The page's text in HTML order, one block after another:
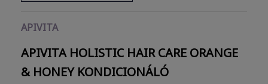
APIVITA
APIVITA HOLISTIC HAIR CARE ORANGE
& HONEY KONDICIONÁLÓ